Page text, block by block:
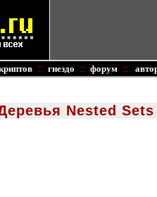
:: гнездо :: форум ::
Nested Sets